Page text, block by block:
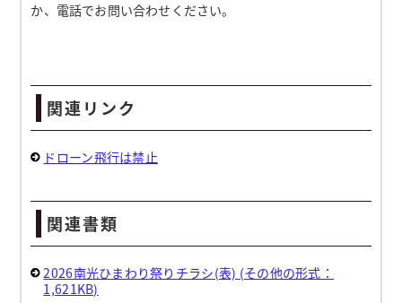
か、電話でお問い合わせください。
関連リンク
ドローン飛行は禁止
関連書類
2026南光ひまわり祭りチラシ(表) (その他の形式：
1,621KB)